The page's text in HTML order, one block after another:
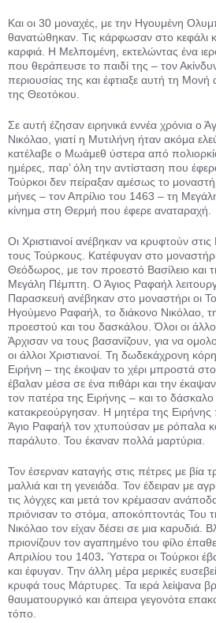
Και οι 30 μοναχές, με την Ηγουμένη
θανατώθηκαν. Τις κάρφωσαν στο κεφάλι
καρφιά. Η Μελπομένη, εκτελώντας ένα
που θεράπευσε το παιδί της – τον
περιουσίας της και έφτιαξε αυτή τη Μονή
της Θεοτόκου.
Σε αυτή έζησαν ειρηνικά εννέα χρόνια ο
Νικόλαο, γιατί η Μυτιλήνη ήταν ακόμα
κατέλαβε ο Μωάμεθ ύστερα από
ημέρες, παρ’ όλη την αντίσταση που
Τούρκοι δεν πείραξαν αμέσως το
μήνες – τον Απρίλιο του 1463 – τη
κίνημα στη Θερμή που έφερε αναταραχή.
Οι Χριστιανοί ανέβηκαν να κρυφτούν
τους Τούρκους. Κατέφυγαν στο
Θεόδωρος, με τον προεστό Βασίλειο και
Μεγάλη Πέμπτη. Ο Άγιος Ραφαήλ
Παρασκευή ανέβηκαν στο μοναστήρι οι
Ηγούμενο Ραφαήλ, το διάκονο Νικό­λαο,
προεστού και του δασκάλου. Όλοι οι
Άρχισαν να τους βα­σανίζουν, για να
οι άλλοι Χριστιανοί. Τη δωδεκάχρονη
Ειρήνη – της έκοψαν το χέρι μπροστά
έβαλαν μέσα σε ένα πιθάρι και την
τον πατέρα της Ειρήνης – και το
κατακρεούργησαν. Η μητέ­ρα της
Άγιο Ραφαήλ τον χτυπούσαν με ρόπαλα
παράλυ­το. Του έκαναν πολλά μαρτύρια.
Τον έσερναν καταγής στις πέτρες με βία
μαλλιά και τη γενειάδα. Τον έδειραν με
τις λόγχες και μετά τον κρέμασαν
πριόνισαν το στόμα, αποκόπτοντάς Του
Νικόλαο τον είχαν δέσει σε μια κα­ρυδιά.
πριο­νίζουν τον αγαπημένο του φίλο
Απριλίου του 1403. Ύστερα οι Τούρκοι
και έφυγαν. Την άλλη μέρα μερικές
κρυφά τους Μάρτυρες. Τα ιερά λείψα­να
θαυματουργικό και άπειρα γεγονότα
τόπο.